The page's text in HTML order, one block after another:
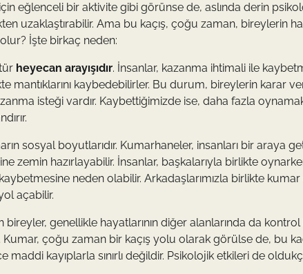
eğlenceli bir aktivite gibi görünse de, aslında derin
uzaklaştırabilir. Ama bu kaçış, çoğu zaman, bireylerin
İşte birkaç neden:
heyecan arayışıdır. İnsanlar, kazanma ihtimali ile
mantıklarını kaybedebilirler. Bu durum, bireylerin karar
isteği vardır. Kaybettiğimizde ise, daha fazla
sosyal boyutlarıdır. Kumarhaneler, insanları bir araya
zemin hazırlayabilir. İnsanlar, başkalarıyla birlikte
neden olabilir. Arkadaşlarımızla birlikte
açabilir.
bireyler, genellikle hayatlarının diğer alanlarında da
çoğu zaman bir kaçış yolu olarak görülse de, bu
maddi kayıplarla sınırlı değildir. Psikolojik etkileri de